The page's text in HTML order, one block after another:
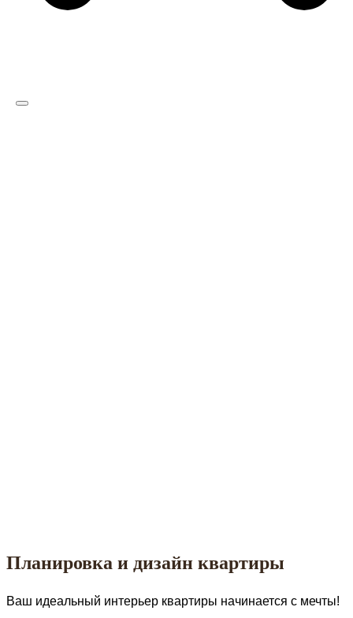
Планировка и дизайн квартиры
Ваш идеальный интерьер квартиры начинается с мечты!